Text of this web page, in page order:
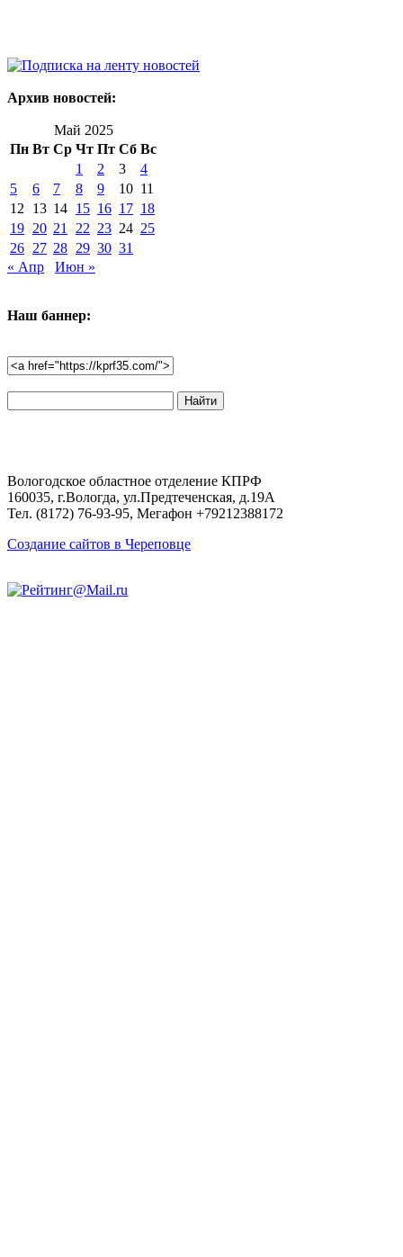
Архив новостей:
Май 2025
Пн Вт Ср Чт Пт Сб Вс
1
2 3
4
5
6 7 8 9 10 11
12
13 14 15 16 17 18
19 20 21 22 23 24 25
26 27 28 29 30 31
« Апр
Июн »
Наш баннер:
по
Вологодское областное отделение КПРФ
160035, г.Вологда, ул.Предтеченская, д.19А
Тел. (8172) 76-93-95, Мегафон +79212388172
Создание сайтов в Череповце